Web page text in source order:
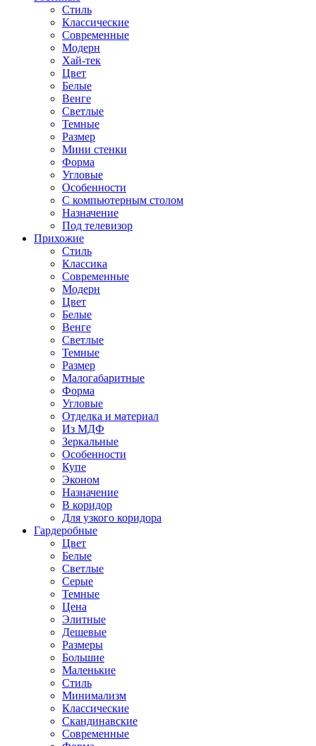
Стиль
Классические
Современные
Модерн
Хай-тек
Цвет
Белые
Венге
Светлые
Темные
Размер
Мини стенки
Форма
Угловые
Особенности
С компьютерным столом
Назначение
Под телевизор
Прихожие
Стиль
Классика
Современные
Модерн
Цвет
Белые
Венге
Светлые
Темные
Размер
Малогабаритные
Форма
Угловые
Отделка и материал
Из МДФ
Зеркальные
Особенности
Купе
Эконом
Назначение
В коридор
Для узкого коридора
Гардеробные
Цвет
Белые
Светлые
Серые
Темные
Цена
Элитные
Дешевые
Размеры
Большие
Маленькие
Стиль
Минимализм
Классические
Скандинавские
Современные